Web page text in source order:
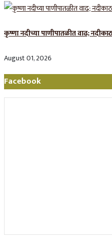
कृष्णा नदीच्या पाणीपातळीत वाढ;
August 01, 2026
Facebook